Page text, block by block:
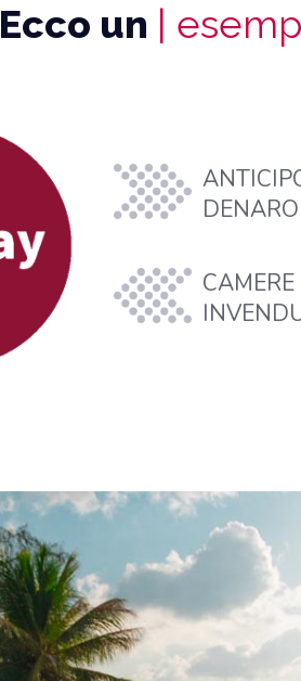
Ecco un |
DENARO
CAMERE